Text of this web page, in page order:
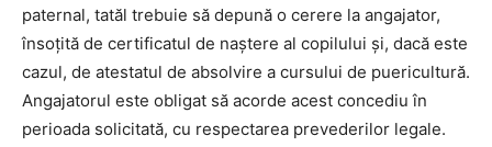
paternal, tatăl trebuie să depună o cerere la angajator,
însoțită de certificatul de naștere al copilului și, dacă este
cazul, de atestatul de absolvire a cursului de puericultură.
Angajatorul este obligat să acorde acest concediu în
perioada solicitată, cu respectarea prevederilor legale.